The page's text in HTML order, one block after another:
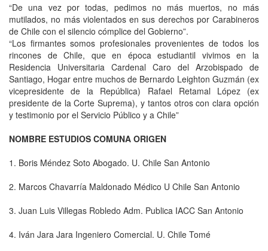
“De una vez por todas, pedimos no más muertos, no más
mutilados, no más violentados en sus derechos por Carabineros
de Chile con el silencio cómplice del Gobierno”.
“Los firmantes somos profesionales provenientes de todos los
rincones de Chile, que en época estudiantil vivimos en la
Residencia Universitaria Cardenal Caro del Arzobispado de
Santiago, Hogar entre muchos de Bernardo Leighton Guzmán (ex
vicepresidente de la República) Rafael Retamal López (ex
presidente de la Corte Suprema), y tantos otros con clara opción
y testimonio por el Servicio Público y a Chile”
NOMBRE ESTUDIOS COMUNA ORIGEN
1. Boris Méndez Soto Abogado. U. Chile San Antonio
2. Marcos Chavarría Maldonado Médico U Chile San Antonio
3. Juan Luis Villegas Robledo Adm. Publica IACC San Antonio
4. Iván Jara Jara Ingeniero Comercial. U. Chile Tomé